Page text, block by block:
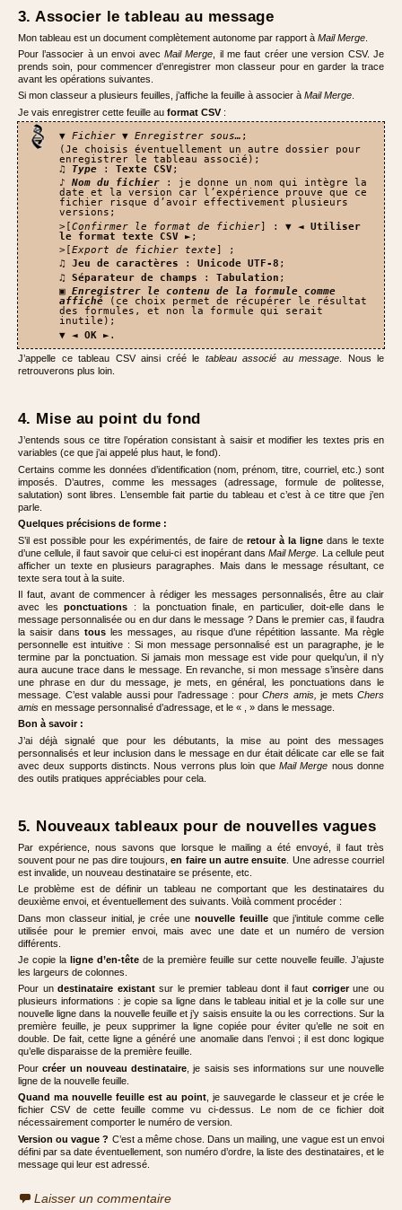
3. Associer le tableau au message
Mon tableau est un document complètement autonome par rapport à Mail Merge
Pour l’associer à un envoi avec Mail Merge , il me faut créer une version CSV. Je
prends soin, pour commencer d’enregistrer mon classeur pour en garder la trace
avant les opérations suivantes.
Si mon classeur a plusieurs feuilles, j’affiche la feuille à associer à Mail Merge
Je vais enregistrer cette feuille au format CSV:
▼Fichier ▼ Enregistrer sous… ;
(Je choisis éventuellement un autre dossier pour
enregistrer le tableau associé);
♫ Type :Texte CSV;
♪Nom du fichier
: je donne un nom qui intègre la
date et la version car l’expérience prouve que ce
fichier risque d’avoir effectivement plusieurs
versions;
>[Confirmer le format de fichier] : ▼ ◄Utiliser
le format texte CSV ►;
>[Export de fichier texte ] ;
♫Jeu de caractères :Unicode UTF-8 ;
♫Séparateur de champs :Tabulation ;
▣Enregistrer le contenu de la formule comme
affiché
(ce choix permet de récupérer le résultat
des formules, et non la formule qui serait
inutile);
▼ ◄OK ►.
J’appelle ce tableau CSV ainsi créé le tableau associé au message. Nous le
retrouverons plus loin.
4. Mise au point du fond
J’entends sous ce titre l’opération consistant à saisir et modifier les textes pris en
variables (ce que j’ai appelé plus haut, le fond).
Certains comme les données d’identification (nom, prénom, titre, courriel, etc.) sont
imposés. D’autres, comme les messages (adressage, formule de politesse,
salutation) sont libres. L’ensemble fait partie du tableau et c’est à ce titre que j’en
parle.
Quelques précisions de forme :
S’il est possible pour les expérimentés, de faire de retour à la lignedans le texte
d’une cellule, il faut savoir que celui-ci est inopérant dansMail Merge . La cellule peut
afficher un texte en plusieurs paragraphes. Mais dans le message résultant, ce
texte sera tout à la suite.
Il faut, avant de commencer à rédiger les messages personnalisés, être au clair
avec lesponctuations : la ponctuation finale, en particulier, doit-elle dans le
message personnalisée ou en dur dans le message ? Dans le premier cas, il faudra
la saisir dans tousles messages, au risque d’une répétition lassante. Ma règle
personnelle est intuitive : Si mon message personnalisé est un paragraphe, je le
termine par la ponctuation. Si jamais mon message est vide pour quelqu’un, il n’y
aura aucune trace dans le message. En revanche, si mon message s’insère dans
une phrase en dur du message, je mets, en général, les ponctuations dans le
message. C’est valable aussi pour l’adressage : pour Chers amis, je mets Chers
amis en message personnalisé d’adressage, et le « , » dans le message.
Bon à savoir :
J’ai déjà signalé que pour les débutants, la mise au point des messages
personnalisés et leur inclusion dans le message en dur était délicate car elle se fait
avec deux supports distincts. Nous verrons plus loin que Mail Merge nous donne
des outils pratiques appréciables pour cela.
5. Nouveaux tableaux pour de nouvelles vagues
Par expérience, nous savons que lorsque le mailing a été envoyé, il faut très
souvent pour ne pas dire toujours,en faire un autre ensuite . Une adresse courriel
est invalide, un nouveau destinataire se présente, etc.
Le problème est de définir un tableau ne comportant que les destinataires du
deuxième envoi, et éventuellement des suivants. Voilà comment procéder :
Dans mon classeur initial, je crée une nouvelle feuilleque j’intitule comme celle
utilisée pour le premier envoi, mais avec une date et un numéro de version
différents.
Je copie la ligne d’en-tête de la première feuille sur cette nouvelle feuille. J’ajuste
les largeurs de colonnes.
Pour undestinataire existantsur le premier tableau dont il faut corrigerune ou
plusieurs informations : je copie sa ligne dans le tableau initial et je la colle sur une
nouvelle ligne dans la nouvelle feuille et j’y saisis ensuite la ou les corrections. Sur la
première feuille, je peux supprimer la ligne copiée pour éviter qu’elle ne soit en
double. De fait, cette ligne a généré une anomalie dans l’envoi ; il est donc logique
qu’elle disparaisse de la première feuille.
Pourcréer un nouveau destinataire , je saisis ses informations sur une nouvelle
ligne de la nouvelle feuille.
Quand ma nouvelle feuille est au point , je sauvegarde le classeur et je crée le
fichier CSV de cette feuille comme vu ci-dessus. Le nom de ce fichier doit
nécessairement comporter le numéro de version.
Version ou vague ? C’est a même chose. Dans un mailing, une vague est un envoi
défini par sa date éventuellement, son numéro d’ordre, la liste des destinataires, et le
message qui leur est adressé.
Laisser un commentaire